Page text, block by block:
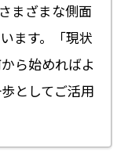
まざまな側面
ます。「現状
ら始めればよ
としてご活用